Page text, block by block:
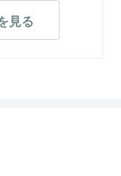
見る